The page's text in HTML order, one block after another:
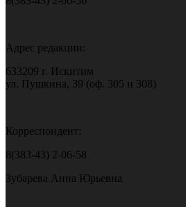
Адрес редакции:
633209 г. Искитим
ул. Пушкина, 39 (оф. 305 и 308)
Корреспондент:
8(383-43) 2-06-58
Зубарева Анна Юрьевна